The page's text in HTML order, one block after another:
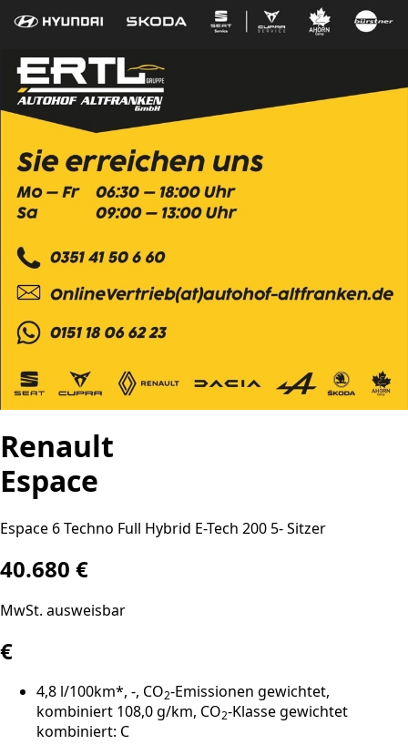
Renault
Espace
Espace 6 Techno Full Hybrid E-Tech 200 5- Sitzer
40.680 €
MwSt. ausweisbar
€
4,8 l/100km*, -, CO2-Emissionen gewichtet,
kombiniert 108,0 g/km, CO2-Klasse gewichtet
kombiniert: C